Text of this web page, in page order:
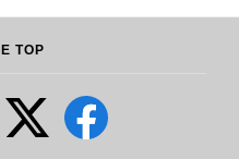
TOP